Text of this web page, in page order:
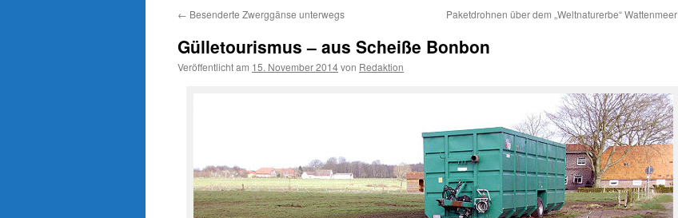
← Besenderte Zwerggänse unterwegs Paketdrohnen über dem „Weltnaturerbe“ Wattenmeer
Gülletourismus – aus Scheiße Bonbon
Veröffentlicht am 15. November 2014von Redaktion